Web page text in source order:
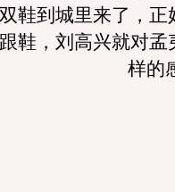
鞋到城里来了，正
鞋，刘高兴就对孟
样的